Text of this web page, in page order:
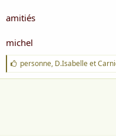
amitiés
michel
J
'
a
personne, D.Isabelleet